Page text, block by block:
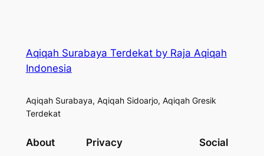
Aqiqah Surabaya Terdekat by Raja Aqiqah
Indonesia
Aqiqah Surabaya, Aqiqah Sidoarjo, Aqiqah Gresik
Terdekat
About Privacy Social